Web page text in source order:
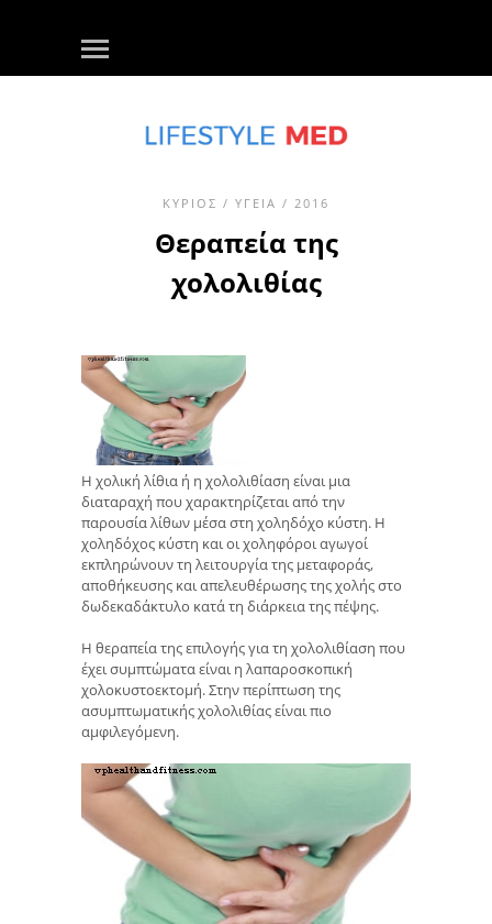
ΚΎΡΙΟΣ / ΥΓΕΊΑ / 2016
Θεραπεία της
χολολιθίας
Η χολική λίθια ή η χολολιθίαση είναι μια
διαταραχή που χαρακτηρίζεται από την
παρουσία λίθων μέσα στη χοληδόχο κύστη. Η
χοληδόχος κύστη και οι χοληφόροι αγωγοί
εκπληρώνουν τη λειτουργία της μεταφοράς,
αποθήκευσης και απελευθέρωσης της χολής στο
δωδεκαδάκτυλο κατά τη διάρκεια της πέψης.
Η θεραπεία της επιλογής για τη χολολιθίαση που
έχει συμπτώματα είναι η λαπαροσκοπική
χολοκυστοεκτομή. Στην περίπτωση της
ασυμπτωματικής χολολιθίας είναι πιο
αμφιλεγόμενη.